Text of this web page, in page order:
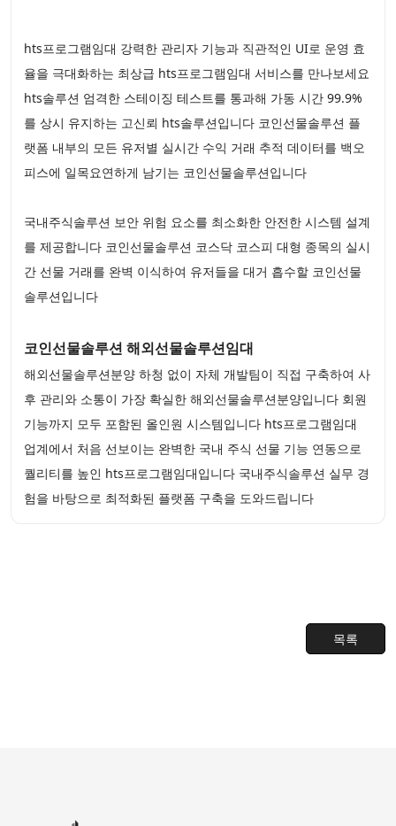
hts프로그램임대 강력한 관리자 기능과 직관적인 UI로 운영 효
율을 극대화하는 최상급 hts프로그램임대 서비스를 만나보세요
hts솔루션 엄격한 스테이징 테스트를 통과해 가동 시간 99.9%
를 상시 유지하는 고신뢰 hts솔루션입니다 코인선물솔루션 플
랫폼 내부의 모든 유저별 실시간 수익 거래 추적 데이터를 백오
피스에 일목요연하게 남기는 코인선물솔루션입니다
국내주식솔루션 보안 위험 요소를 최소화한 안전한 시스템 설계
를 제공합니다 코인선물솔루션 코스닥 코스피 대형 종목의 실시
간 선물 거래를 완벽 이식하여 유저들을 대거 흡수할 코인선물
솔루션입니다
코인선물솔루션 해외선물솔루션임대
해외선물솔루션분양 하청 없이 자체 개발팀이 직접 구축하여 사
후 관리와 소통이 가장 확실한 해외선물솔루션분양입니다 회원
기능까지 모두 포함된 올인원 시스템입니다 hts프로그램임대
업계에서 처음 선보이는 완벽한 국내 주식 선물 기능 연동으로
퀄리티를 높인 hts프로그램임대입니다 국내주식솔루션 실무 경
험을 바탕으로 최적화된 플랫폼 구축을 도와드립니다
목록